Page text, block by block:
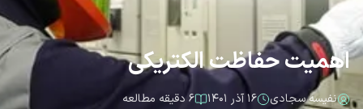
اهمیت حفاظت الکتریکی
نفیسه سجادی ۱۶ آذر ۱۴۰۱ ۶ دقیقه مطالعه